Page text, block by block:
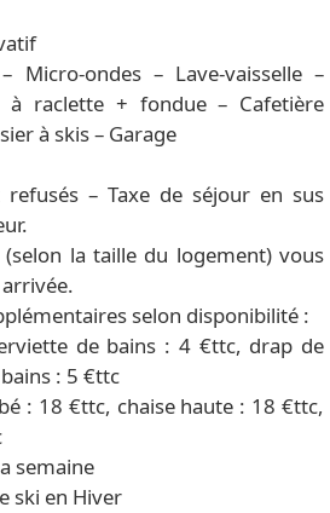
Micro-ondes – Lave-vaisselle –
à raclette + fondue – Cafetière
à skis – Garage
– Taxe de séjour en sus
la taille du logement) vous
selon disponibilité :
de bains : 4 €ttc, drap de
: 5 €ttc
: 18 €ttc, chaise haute : 18 €ttc,
semaine
ski en Hiver